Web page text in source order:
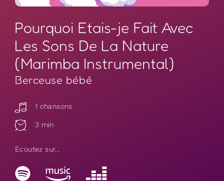
Pourquoi Etais-je Fait Avec
Les Sons De La Nature
(Marimba Instrumental)
Berceuse bébé
1 chansons
3 min
Écoutez sur...